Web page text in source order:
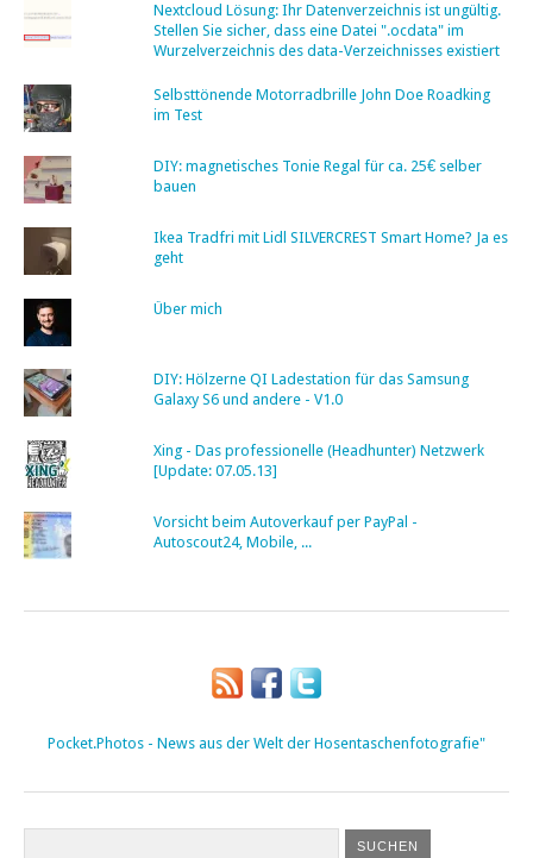
Nextcloud Lösung: Ihr Datenverzeichnis ist ungültig.
Stellen Sie sicher, dass eine Datei ".ocdata" im
Wurzelverzeichnis des data-Verzeichnisses existiert
Selbsttönende Motorradbrille John Doe Roadking
im Test
DIY: magnetisches Tonie Regal für ca. 25€ selber
bauen
Ikea Tradfri mit Lidl SILVERCREST Smart Home? Ja es
geht
Über mich
DIY: Hölzerne QI Ladestation für das Samsung
Galaxy S6 und andere - V1.0
Xing - Das professionelle (Headhunter) Netzwerk
[Update: 07.05.13]
Vorsicht beim Autoverkauf per PayPal -
Autoscout24, Mobile, ...
Pocket.Photos - News aus der Welt der Hosentaschenfotografie"